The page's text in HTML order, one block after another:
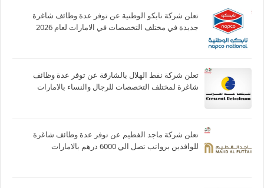
تعلن شركة نابكو الوطنية عن توفر عدة وظائف شاغرة
جديدة في مختلف التخصصات في الامارات لعام 2026
تعلن شركة نفط الهلال بالشارقة عن توفر عدة وظائف
شاغرة لمختلف التخصصات للرجال والنساء بالامارات
تعلن شركة ماجد الفطيم عن توفر عدة وظائف شاغرة
للوافدين برواتب تصل الي 6000 درهم بالامارات